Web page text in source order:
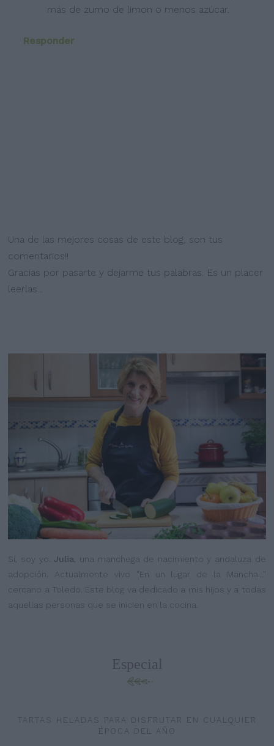
más de zumo de limon o menos azúcar.
Responder
Una de las mejores cosas de este blog, son tus
comentarios!!
Gracias por pasarte y dejarme tus palabras. Es un placer
leerlas...
Sí, soy yo.Julia , una manchega de nacimiento y andaluza de
adopción. Actualmente vivo "En un lugar de la Mancha..."
cercano a Toledo. Este blog va dedicado a mis hijos y a todas
aquellas personas que se inicien en la cocina.
Especial
TARTAS HELADAS PARA DISFRUTAR EN CUALQUIER
ÉPOCA DEL AÑO